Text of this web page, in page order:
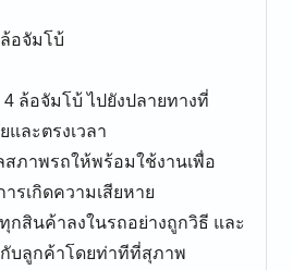
อจัมโบ้
ล้อจัมโบ้ ไปยังปลายทางที่
ละตรงเวลา
สภาพรถให้พร้อมใช้งานเพื่อ
รเกิดความเสียหาย
กสินค้าลงในรถอย่างถูกวิธี และ
บลูกค้าโดยท่าทีที่สุภาพ